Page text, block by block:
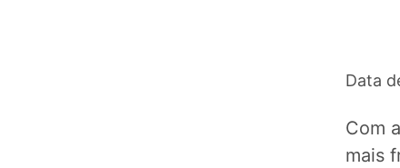
Data
Com
mais